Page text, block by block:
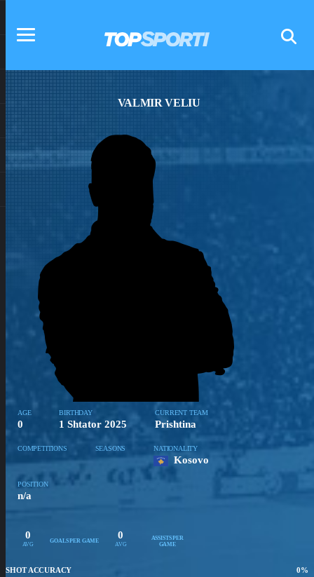
VALMIR VELIU
AGE
0
BIRTHDAY
1 Shtator 2025
CURRENT TEAM
Prishtina
COMPETITIONS SEASONS NATIONALITY
Kosovo
POSITION
n/a
0
AVG GOALS PER GAME
0
AVG
ASSISTS PER
GAME
SHOT ACCURACY 0%